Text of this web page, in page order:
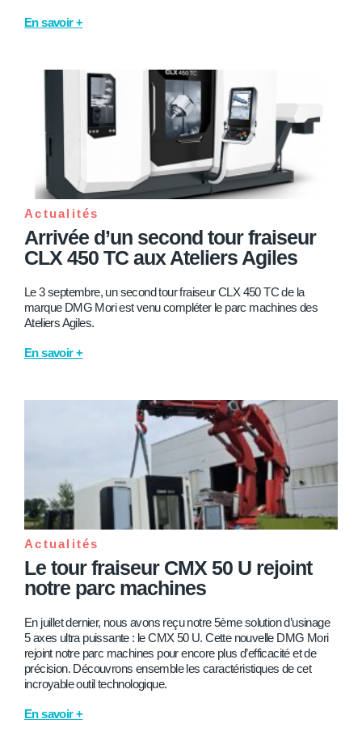
En savoir +
Actualités
Arrivée d’un second tour fraiseur
CLX 450 TC aux Ateliers Agiles
Le 3 septembre, un second tour fraiseur CLX 450 TC de la
marque DMG Mori est venu compléter le parc machines des
Ateliers Agiles.
En savoir +
Actualités
Le tour fraiseur CMX 50 U rejoint
notre parc machines
En juillet dernier, nous avons reçu notre 5ème solution d’usinage
5 axes ultra puissante : le CMX 50 U. Cette nouvelle DMG Mori
rejoint notre parc machines pour encore plus d’efficacité et de
précision. Découvrons ensemble les caractéristiques de cet
incroyable outil technologique.
En savoir +